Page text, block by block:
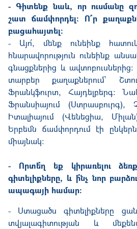
- Գիտենք նաև, որ ուսմանը
շատ ճամփորդել։ Ո՞ր
բացահայտել։
- Այո՛, մենք ունեինք
հնարավորություն ունեինք
գնացքներից և ավտոբուսներից
տարբեր քաղաքներում՝
Ֆրանկֆուրտ, Հայդելբերգ։
Ֆրանսիայում (Ստրասբուրգ),
Իտալիայում (Վենեցիա,
Երբեմն ճամփորդում էի
միայնակ:
- Որտե՞ղ եք կիրառելու
գիտելիքները, և ի՞նչ նոր
ապագայի համար։
- Ստացածս գիտելիքները
տվյալագիտության և